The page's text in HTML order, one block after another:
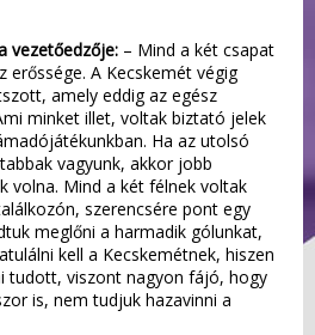
vezetőedzője: – Mind a két csapat
A Kecskemét végig
amely eddig az egész
minket illet, voltak biztató jelek
Ha az utolsó
vagyunk, akkor jobb
volna. Mind a két félnek voltak
szerencsére pont egy
meglőni a harmadik gólunkat,
kell a Kecskemétnek, hiszen
tudott, viszont nagyon fájó, hogy
is, nem tudjuk hazavinni a